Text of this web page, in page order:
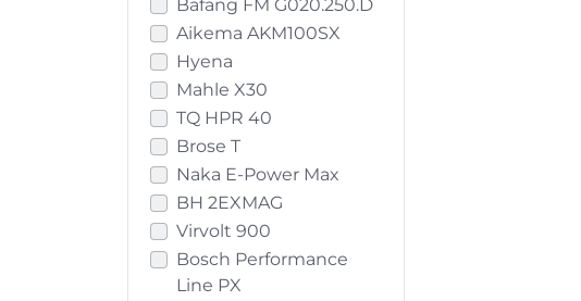
Bafang FM G020.250.D
Aikema AKM100SX
Hyena
Mahle X30
TQ HPR 40
Brose T
Naka E-Power Max
BH 2EXMAG
Virvolt 900
Bosch Performance
Line PX